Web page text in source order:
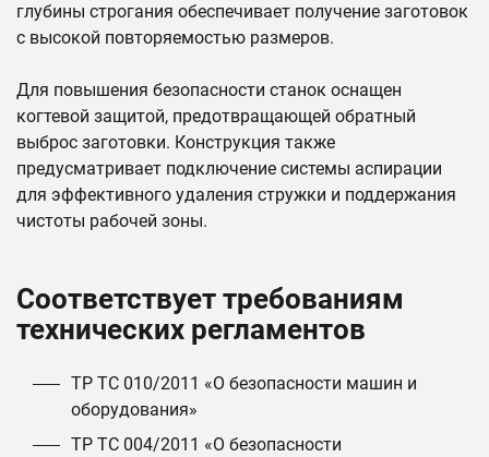
глубины строгания обеспечивает получение заготовок
с высокой повторяемостью размеров.
Для повышения безопасности станок оснащен
когтевой защитой, предотвращающей обратный
выброс заготовки. Конструкция также
предусматривает подключение системы аспирации
для эффективного удаления стружки и поддержания
чистоты рабочей зоны.
Соответствует требованиям
технических регламентов
ТР ТС 010/2011 «О безопасности машин и
оборудования»
ТР ТС 004/2011 «О безопасности